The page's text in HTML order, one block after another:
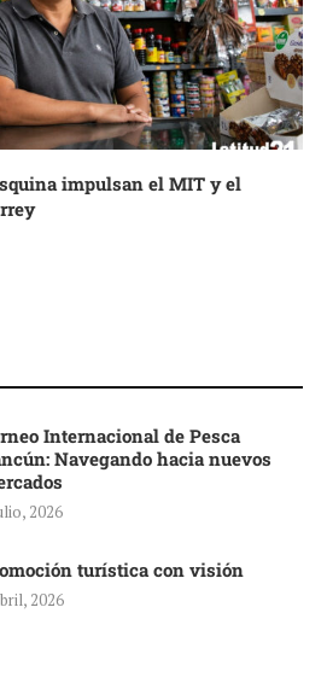
impulsan el MIT y el
Internacional de Pesca
Navegando hacia nuevos
2026
turística con visión
2026